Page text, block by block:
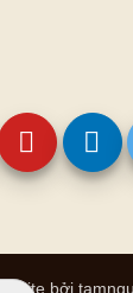
bởi